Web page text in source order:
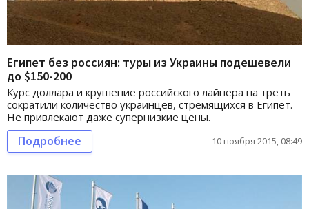
Египет без россиян: туры из Украины подешевели
до $150-200
Курс доллара и крушение российского лайнера на треть
сократили количество украинцев, стремящихся в Египет.
Не привлекают даже супернизкие цены.
Подробнее 10 ноября 2015, 08:49